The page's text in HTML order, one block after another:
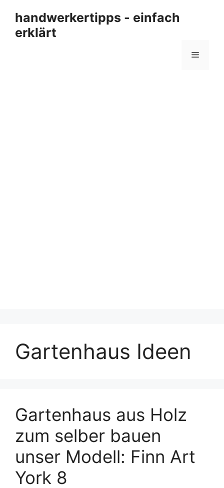
Inhalt
springen
handwerkertipps - einfach
erklärt
Menü
Gartenhaus Ideen
Gartenhaus aus Holz
zum selber bauen
unser Modell: Finn Art
York 8